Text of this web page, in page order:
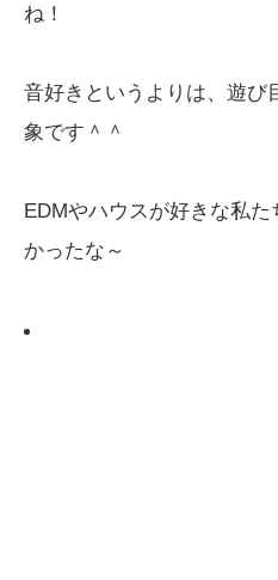
ね！
音好きというよりは、遊び
象です＾＾
EDMやハウスが好きな私
かったな～